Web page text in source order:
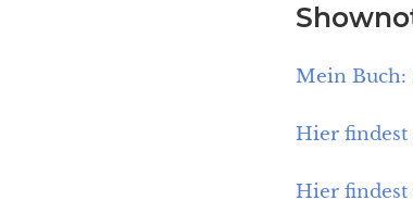
Mein Buch:
Hier findest
Hier findest